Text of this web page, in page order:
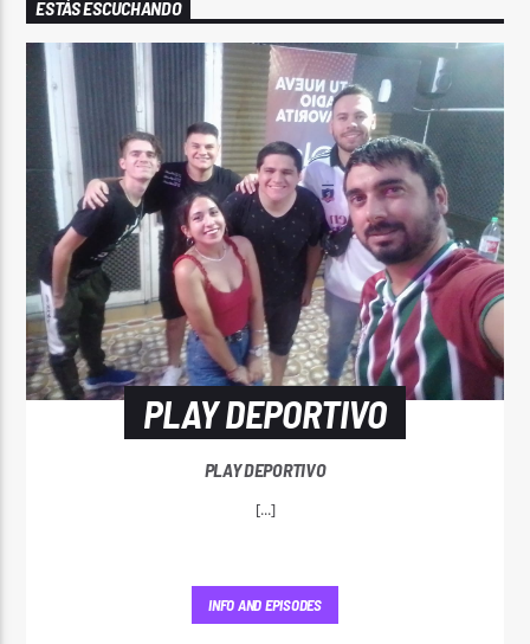
ESTÁS ESCUCHANDO
PLAY DEPORTIVO
PLAY DEPORTIVO
[...]
INFO AND EPISODES